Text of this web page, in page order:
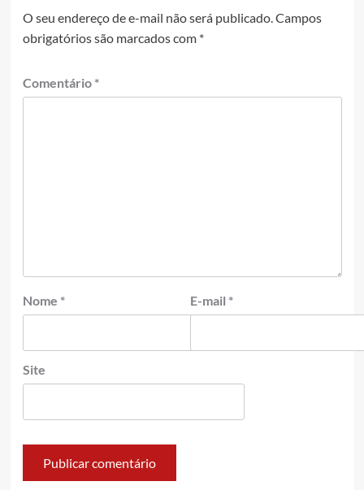
O seu endereço de e-mail não será publicado.Campos
obrigatórios são marcados com *
Comentário *
Nome * E-mail *
Site